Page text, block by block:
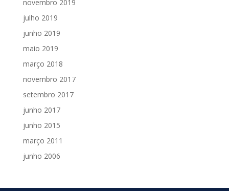
novembro 2019
julho 2019
junho 2019
maio 2019
março 2018
novembro 2017
setembro 2017
junho 2017
junho 2015
março 2011
junho 2006